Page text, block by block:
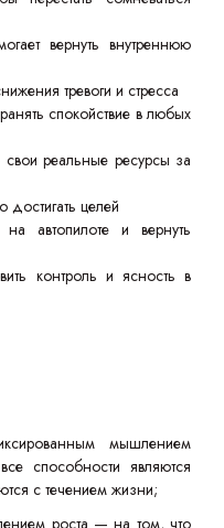
вернуть внутреннюю
тревоги и стресса
спокойствие в любых
свои реальные ресурсы за
целей
автопилоте и вернуть
контроль и ясность в
мышлением
способности являются
с течением жизни;
роста — на том, что